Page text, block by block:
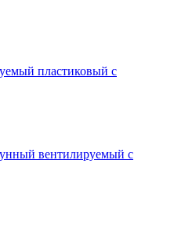
пластиковый с
вентилируемый c